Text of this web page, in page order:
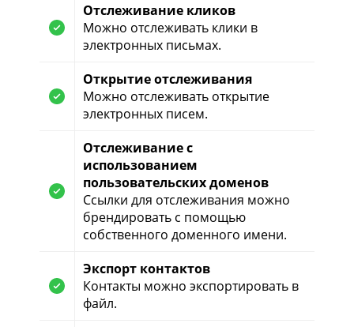
Отслеживание кликов
Можно отслеживать клики в
электронных письмах.
Открытие отслеживания
Можно отслеживать открытие
электронных писем.
Отслеживание с
использованием
пользовательских доменов
Ссылки для отслеживания можно
брендировать с помощью
собственного доменного имени.
Экспорт контактов
Контакты можно экспортировать в
файл.